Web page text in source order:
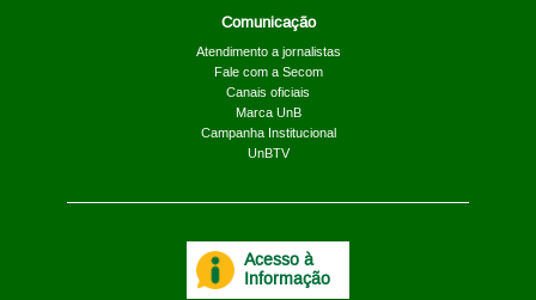
Comunicação
Atendimento a jornalistas
Fale com a Secom
Canais oficiais
Marca UnB
Campanha Institucional
UnBTV
Acesso à
Informação